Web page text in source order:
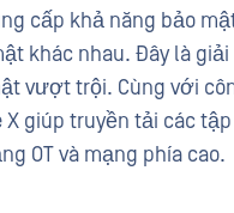
cấp khả năng bảo
khác nhau. Đây là
vượt trội. Cùng với
X giúp truyền tải các
OT và mạng phía cao.